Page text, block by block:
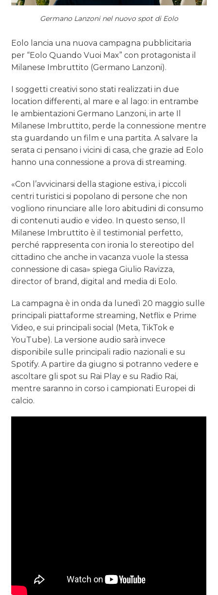
Germano Lanzoni nel nuovo spot di Eolo
Eolo lancia una nuova campagna pubblicitaria
per “Eolo Quando Vuoi Max” con protagonista il
Milanese Imbruttito (Germano Lanzoni).
I soggetti creativi sono stati realizzati in due
location differenti, al mare e al lago: in entrambe
le ambientazioni Germano Lanzoni, in arte Il
Milanese Imbruttito, perde la connessione mentre
sta guardando un film e una partita. A salvare la
serata ci pensano i vicini di casa, che grazie ad Eolo
hanno una connessione a prova di streaming.
«Con l’avvicinarsi della stagione estiva, i piccoli
centri turistici si popolano di persone che non
vogliono rinunciare alle loro abitudini di consumo
di contenuti audio e video. In questo senso, Il
Milanese Imbruttito è il testimonial perfetto,
perché rappresenta con ironia lo stereotipo del
cittadino che anche in vacanza vuole la stessa
connessione di casa» spiega Giulio Ravizza,
director of brand, digital and media di Eolo.
La campagna è in onda da lunedì 20 maggio sulle
principali piattaforme streaming, Netflix e Prime
Video, e sui principali social (Meta, TikTok e
YouTube). La versione audio sarà invece
disponibile sulle principali radio nazionali e su
Spotify. A partire da giugno si potranno vedere e
ascoltare gli spot su Rai Play e su Radio Rai,
mentre saranno in corso i campionati Europei di
calcio.